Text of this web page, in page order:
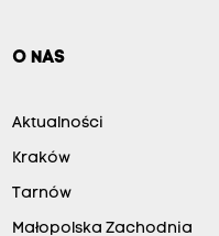
O NAS
Aktualności
Kraków
Tarnów
Małopolska Zachodnia